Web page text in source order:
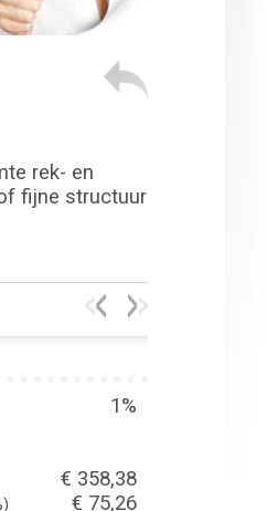
rek- en
fijne structuur
1%
€ 358,38
€ 75,26